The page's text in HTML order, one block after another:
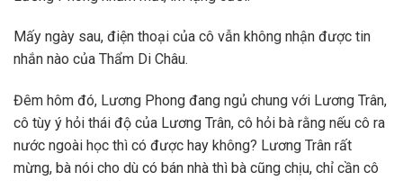
Mấy ngày sau, điện thoại của cô vẫn không nhận được tin
nhắn nào của Thẩm Di Châu.
Đêm hôm đó, Lương Phong đang ngủ chung với Lương Trân,
cô tùy ý hỏi thái độ của Lương Trân, cô hỏi bà rằng nếu cô ra
nước ngoài học thì có được hay không? Lương Trân rất
mừng, bà nói cho dù có bán nhà thì bà cũng chịu, chỉ cần cô